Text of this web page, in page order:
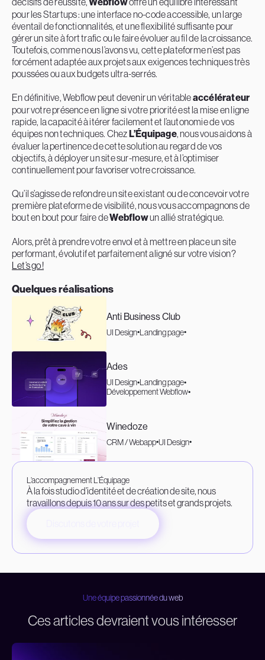
pour les Startups : une interface no-code accessible, un large
éventail de fonctionnalités, et une flexibilité suffisante pour
gérer un site à fort trafic ou le faire évoluer au fil de la croissance.
Toutefois, comme nous l’avons vu, cette plateforme n’est pas
forcément adaptée aux projets aux exigences techniques très
poussées ou aux budgets ultra-serrés.
En définitive, Webflow peut devenir un véritableaccélérateur
pour votre présence en ligne si votre priorité est la mise en ligne
rapide, la capacité à itérer facilement et l’autonomie de vos
équipes non techniques. Chez L’Équipage, nous vous aidons à
évaluer la pertinence de cette solution au regard de vos
objectifs, à déployer un site sur-mesure, et à l’optimiser
continuellement pour favoriser votre croissance.
Qu’il s’agisse de refondre un site existant ou de concevoir votre
première plateforme de visibilité, nous vous accompagnons de
bout en bout pour faire deWebflowun allié stratégique.
Alors, prêt à prendre votre envol et à mettre en place un site
performant, évolutif et parfaitement aligné sur votre vision ?
Let’s go !
Quelques réalisations
Anti Business Club
UI Design Landing page
Ades
UI Design Landing page
Développement Webflow
Winedoze
CRM / Webapp UI Design
L’accompagnement L’Équipage
À la fois studio d’identité et de création de site, nous
travaillons depuis 10 ans sur des petits et grands projets.
Une équipe passionnée du web
Ces articles devraient vous intéresser